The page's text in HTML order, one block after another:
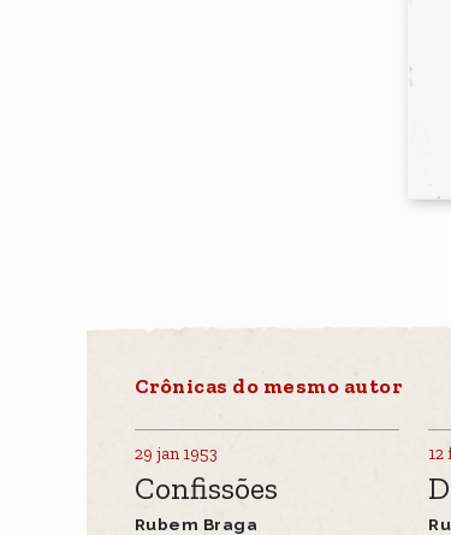
Crônicas do mesmo autor
29 jan 1953
Confissões
Rubem Braga
12